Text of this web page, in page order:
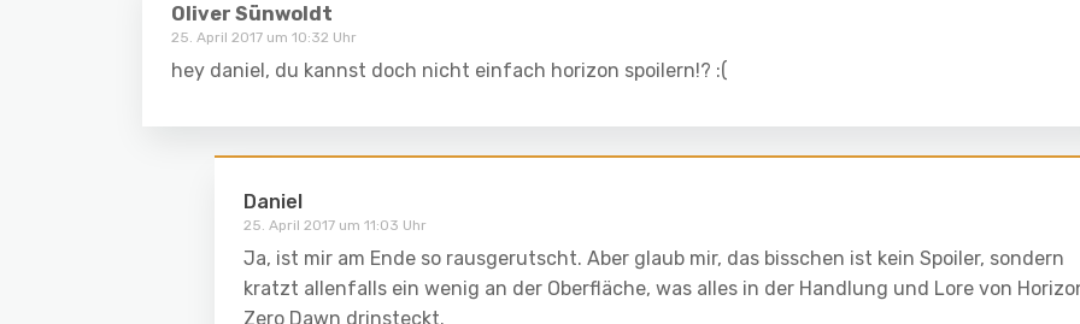
Oliver Sünwoldt
25. April 2017 um 10:32 Uhr
hey daniel, du kannst doch nicht einfach horizon spoilern!? :(
Daniel
25. April 2017 um 11:03 Uhr
Ja, ist mir am Ende so rausgerutscht. Aber glaub mir, das bisschen ist kein Spoiler, sondern
kratzt allenfalls ein wenig an der Oberfläche, was alles in der Handlung und Lore von
Zero Dawn drinsteckt.